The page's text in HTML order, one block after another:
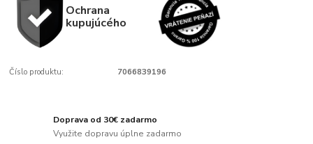
Ochrana
kupujúcého
Číslo produktu: 7066839196
Doprava od 30€ zadarmo
Využite dopravu úplne zadarmo